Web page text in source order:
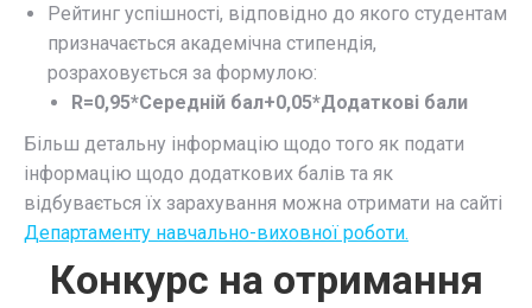
Рейтинг успішності, відповідно до якого студентам
призначається академічна стипендія,
розраховується за формулою:
R=0,95*Середній бал+0,05*Додаткові бали
Більш детальну інформацію щодо того як подати
інформацію щодо додаткових балів та як
відбувається їх зарахування можна отримати на сайті
Департаменту навчально-виховної роботи.
Конкурс на отримання